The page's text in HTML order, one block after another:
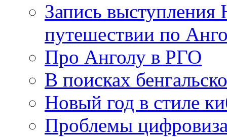
Запись
путешествии по
Про Анголу в РГО
В поисках
Новый год в стиле
Проблемы